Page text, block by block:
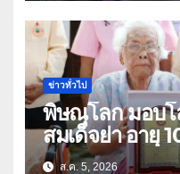
ข่าวทั่วไป
พิษณุโลก มอบโ
สมเด็จย่า อายุ 100 ปี “นาง
เนตร” ตำบลบ้า
ส.ค. 5, 2026